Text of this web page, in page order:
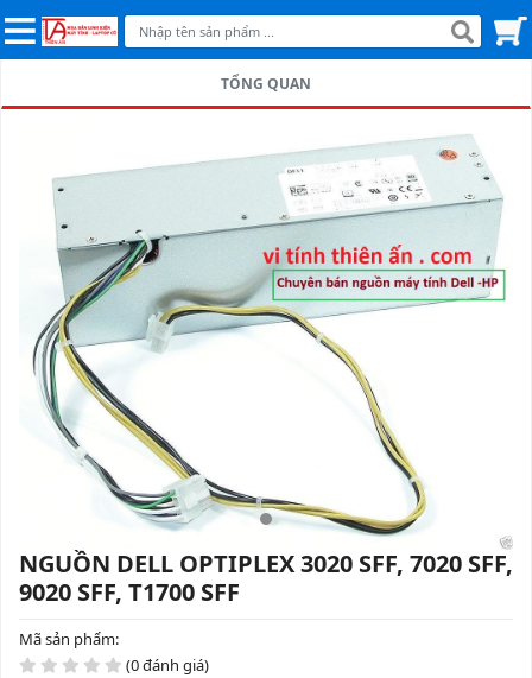
TỔNG QUAN
NGUỒN DELL OPTIPLEX 3020 SFF, 7020 SFF,
9020 SFF, T1700 SFF
Mã sản phẩm:
(0 đánh giá)